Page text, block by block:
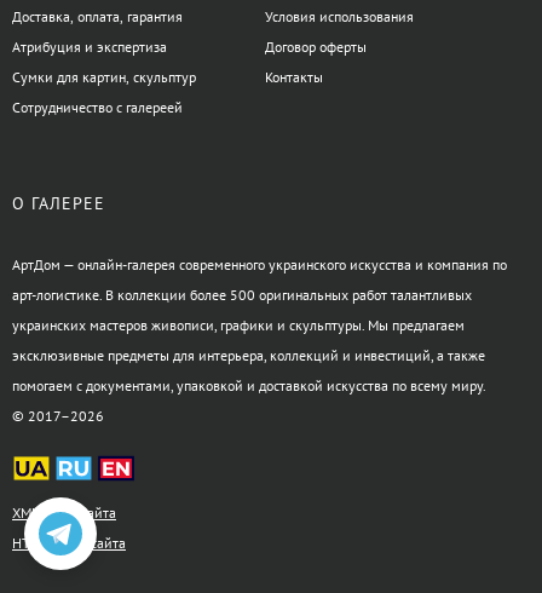
Доставка, оплата, гарантия
Атрибуция и экспертиза
Сумки для картин, скульптур
Сотрудничество с галереей
Условия использования
Договор оферты
Контакты
О ГАЛЕРЕЕ
АртДом — онлайн-галерея современного украинского искусства и компания по
арт-логистике. В коллекции более 500 оригинальных работ талантливых
украинских мастеров живописи, графики и скульптуры. Мы предлагаем
эксклюзивные предметы для интерьера, коллекций и инвестиций, а также
помогаем с документами, упаковкой и доставкой искусства по всему миру.
© 2017–2026
XML-карта сайта
HTML-карта сайта